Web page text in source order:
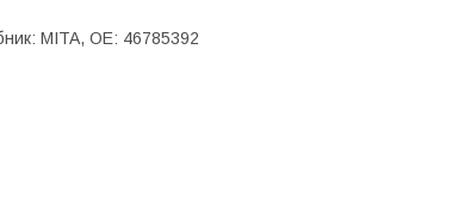
MITA, OE: 46785392